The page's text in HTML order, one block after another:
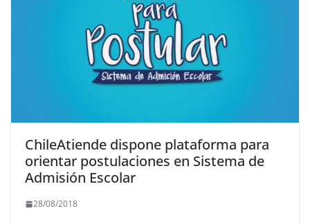
ChileAtiende dispone plataforma para
orientar postulaciones en Sistema de
Admisión Escolar
28/08/2018